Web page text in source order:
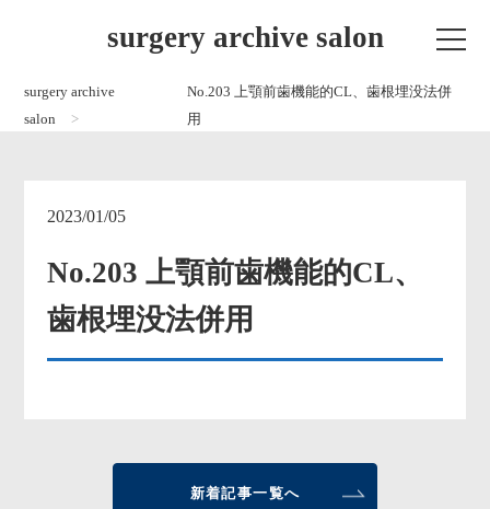
surgery archive salon
surgery archive
salon
No.203 上顎前歯機能的CL、歯根埋没法併
用
2023/01/05
No.203 上顎前歯機能的CL、
歯根埋没法併用
新着記事一覧へ